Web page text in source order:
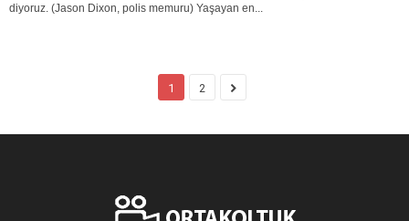
diyoruz. (Jason Dixon, polis memuru) Yaşayan en...
1 2